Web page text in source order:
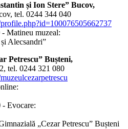
și Ion Stere” Bucov,
tel. 0244 344 040
Matineu muzeal:
Alecsandri”
Petrescu” Bușteni,
tel. 0244 321 080
- Evocare:
„Cezar Petrescu” Bușteni